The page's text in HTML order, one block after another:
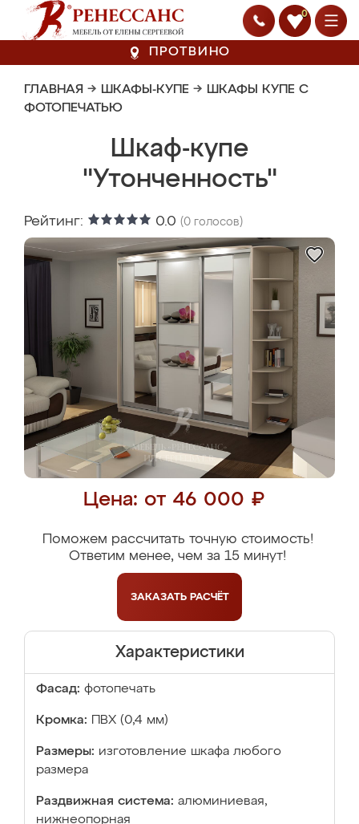
0
ПРОТВИНО
ГЛАВНАЯ → ШКАФЫ-КУПЕ → ШКАФЫ КУПЕ С
ФОТОПЕЧАТЬЮ
Шкаф-купе
"Утонченность"
Рейтинг: 0.0 (0 голосов)
Цена: от 46 000 ₽
Поможем рассчитать точную стоимость!
Ответим менее, чем за 15 минут!
ЗАКАЗАТЬ РАСЧЁТ
Характеристики
Фасад: фотопечать
Кромка: ПВХ (0,4 мм)
Размеры: изготовление шкафа любого
размера
Раздвижная система: алюминиевая,
нижнеопорная